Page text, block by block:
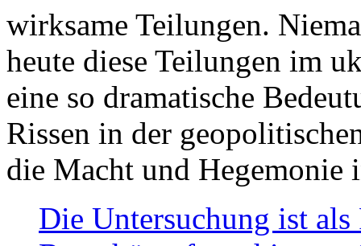
wirksame Teilungen.
heute diese Teilungen im
eine so dramatische
Rissen in der
die Macht und Hegemonie
Die Untersuchung ist